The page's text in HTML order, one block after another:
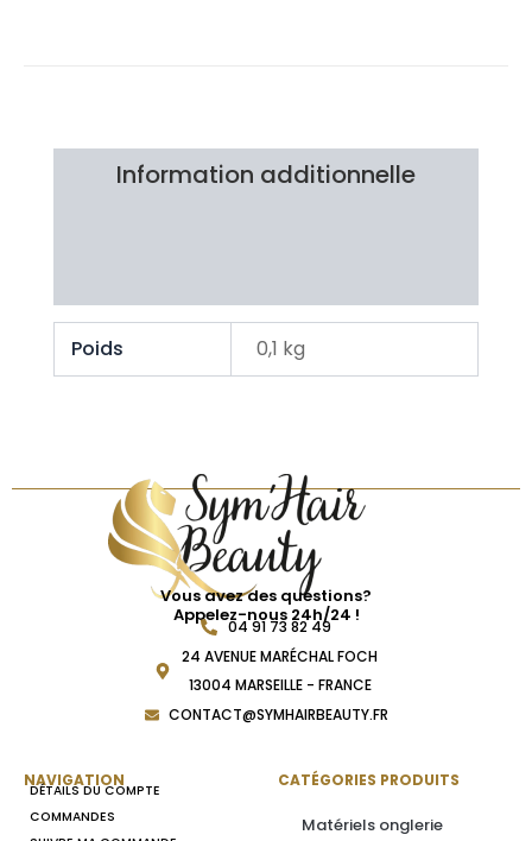
Information additionnelle
Poids 0,1 kg
Vous avez des questions?
Appelez-nous 24h/24 !
04 91 73 82 49
24 AVENUE MARÉCHAL FOCH
13004 MARSEILLE - FRANCE
CONTACT@SYMHAIRBEAUTY.FR
NAVIGATION
DÉTAILS DU COMPTE
COMMANDES
CATÉGORIES PRODUITS
Matériels onglerie